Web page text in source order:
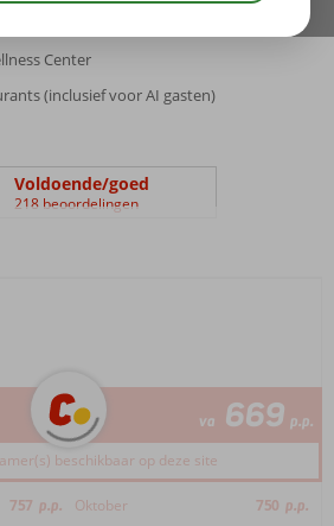
Center
(inclusief voor AI gasten)
Voldoende/goed
218 beoordelingen
va 669 p.p.
beschikbaar op deze site
757 p.p. Oktober 750 p.p.